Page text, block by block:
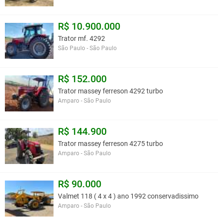
R$ 10.900.000
Trator mf. 4292
São Paulo - São Paulo
R$ 152.000
Trator massey ferreson 4292 turbo
Amparo - São Paulo
R$ 144.900
Trator massey ferreson 4275 turbo
Amparo - São Paulo
R$ 90.000
Valmet 118 ( 4 x 4 ) ano 1992 conservadissimo
Amparo - São Paulo